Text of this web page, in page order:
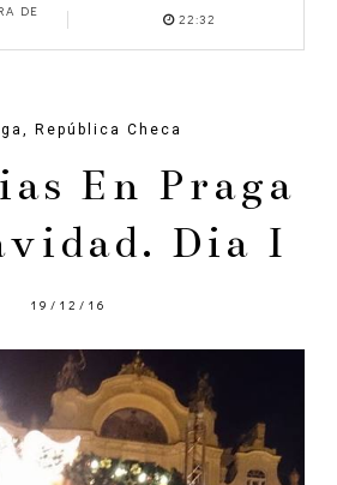
DE
22:32
República Checa
En Praga
Dia I
19/12/16